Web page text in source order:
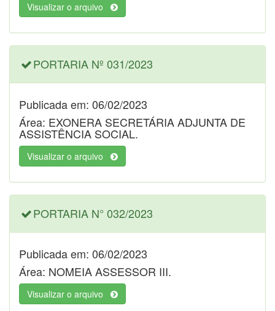
Visualizar o arquivo
PORTARIA Nº 031/2023
Publicada em: 06/02/2023
Área: EXONERA SECRETÁRIA ADJUNTA DE
ASSISTÊNCIA SOCIAL.
Visualizar o arquivo
PORTARIA N° 032/2023
Publicada em: 06/02/2023
Área: NOMEIA ASSESSOR III.
Visualizar o arquivo